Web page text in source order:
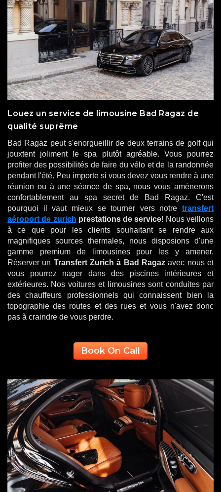
Louez un service de limousine Bad Ragaz de
qualité suprême
Bad Ragaz peut s'enorgueillir de deux terrains de golf qui
jouxtent joliment le spa plutôt agréable. Vous pourrez
profiter des possibilités de faire du vélo et de la randonnée
pendant l'été. Peu importe si vous devez vous rendre à une
réunion ou à une séance de spa, nous vous amènerons
confortablement au spa secret de Bad Ragaz. C'est
pourquoi il vaut mieux se tourner vers notre transfert
aéroport de zurich prestations de service! Nous veillons
à ce que pour les clients souhaitant se rendre aux
magnifiques sources thermales, nous disposions d'une
gamme premium de limousines pour les y amener.
Réserver un Transfert Zurich à Bad Ragazavec nous et
vous pourrez nager dans des piscines intérieures et
extérieures. Nos voitures et limousines sont conduites par
des chauffeurs professionnels qui connaissent bien la
topographie des routes et des rues et vous n'avez donc
pas à craindre de vous perdre.
Book On Call